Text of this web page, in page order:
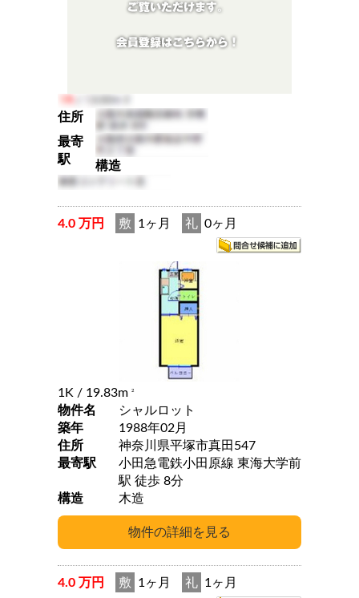
住所
最寄
駅
構造
4.0 万円 敷 1ヶ月 礼 0ヶ月
1K / 19.83m 2
物件名
シャルロット
築年
1988年02月
住所
神奈川県平塚市真田547
最寄駅
小田急電鉄小田原線 東海大学前
駅 徒歩 8分
構造
木造
4.0 万円 敷 1ヶ月 礼 1ヶ月